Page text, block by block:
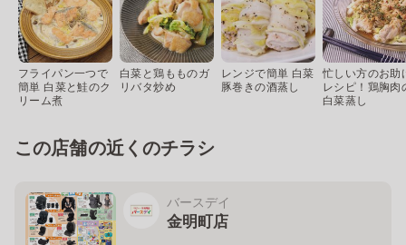
フライパン一つで
簡単 白菜と鮭のク
リーム煮
白菜と鶏もものガ
リバタ炒め
レンジで簡単 白菜
豚巻きの酒蒸し
忙しい方のお助
レシピ！鶏胸肉
白菜蒸し
この店舗の近くのチラシ
バースデイ
金明町店